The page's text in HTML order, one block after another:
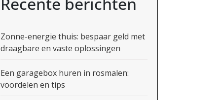
Zonne-energie thuis: bespaar geld met
draagbare en vaste oplossingen
Een garagebox huren in rosmalen:
voordelen en tips